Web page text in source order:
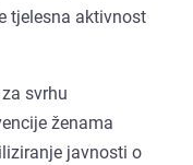
tjelesna aktivnost
svrhu
ženama
javnosti o